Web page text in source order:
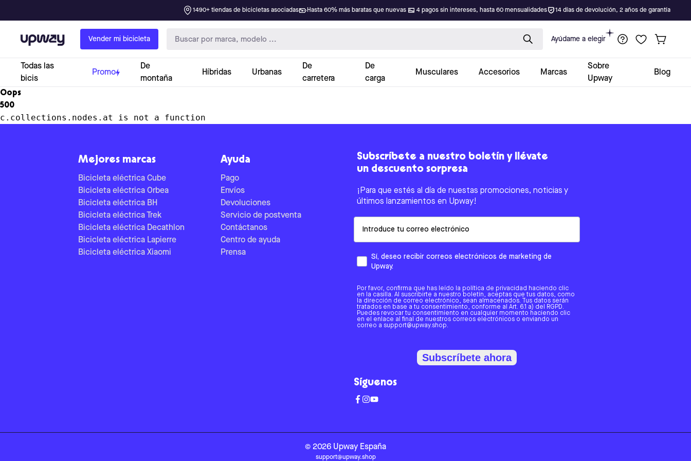
1490+ tiendas de bicicletas asociadas Hasta 60% más baratas que nuevas 4 pagos sin intereses, hasta 60 mensualidades 14 días de devolución, 2 años de garantía
Upway Vender mi bicicleta Ayúdame a elegir
Todas las
bicis
Promo
De
montaña
Híbridas Urbanas
De
carretera
De
carga
Musculares Accesorios Marcas
Sobre
Upway
Blog
Oops
500
c.collections.nodes.at is not a function
Mejores marcas
Bicicleta eléctrica Cube
Bicicleta eléctrica Orbea
Bicicleta eléctrica BH
Bicicleta eléctrica Trek
Bicicleta eléctrica Decathlon
Bicicleta eléctrica Lapierre
Bicicleta eléctrica Xiaomi
Ayuda
Pago
Envíos
Devoluciones
Servicio de postventa
Contáctanos
Centro de ayuda
Prensa
Subscríbete a nuestro boletín y llévate
un descuento sorpresa
¡Para que estés al día de nuestas promociones, noticias y
últimos lanzamientos en Upway!
Sí, deseo recibir correos electrónicos de marketing de
Upway.
Por favor, confirma que has leído la política de privacidad haciendo clic
en la casilla. Al suscribirte a nuestro boletín, aceptas que tus datos, como
la dirección de correo electrónico, sean almacenados. Tus datos serán
tratados en base a tu consentimiento, conforme al Art. 6.1 a) del RGPD.
Puedes revocar tu consentimiento en cualquier momento haciendo clic
en el enlace al final de nuestros correos electrónicos o enviando un
correo a support@upway.shop.
Subscríbete ahora
Síguenos
© 2026 Upway España
support@upway.shop